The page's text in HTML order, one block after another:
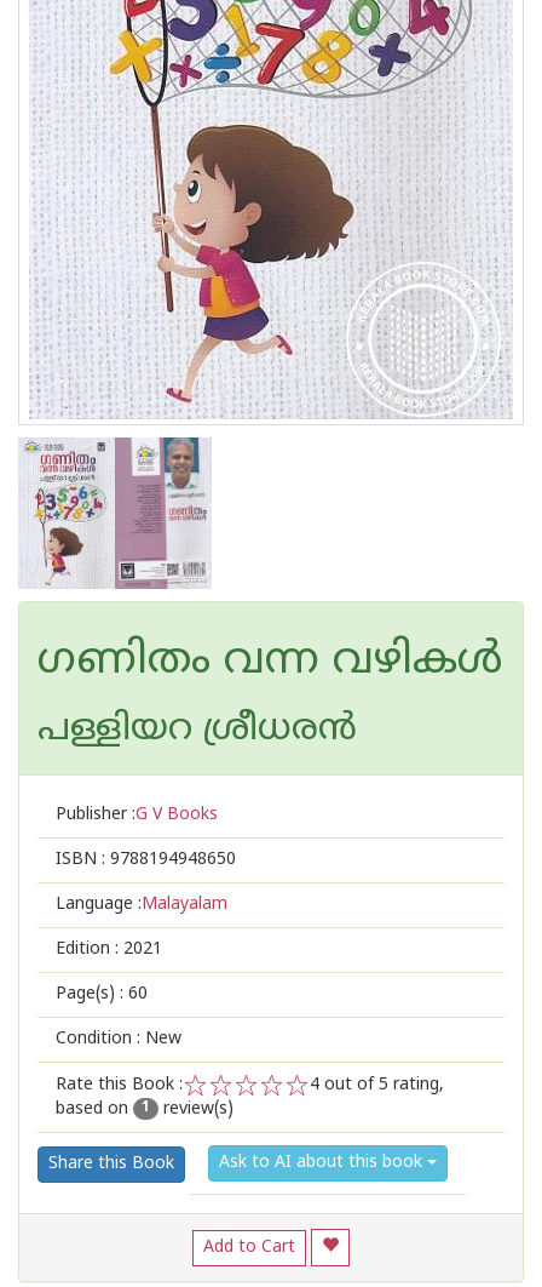
ഗണിതം വന്ന വഴികള്‍
പള്ളിയറ ശ്രീധര‌ന്‍
Publisher :G V Books
ISBN : 9788194948650
Language :Malayalam
Edition : 2021
Page(s) : 60
Condition : New
Rate this Book :
2
1
4 out of 5 rating,
based on
1 review(s)
Share this Book Ask to AI about this book
Add to Cart